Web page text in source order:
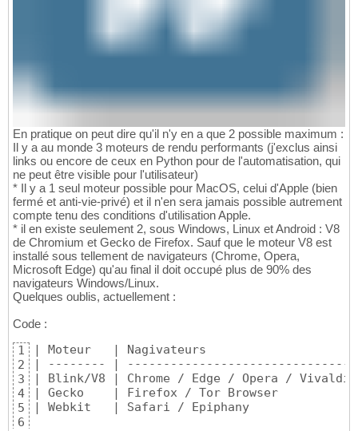
En pratique on peut dire qu'il n'y en a que 2 possible maximum :
Il y a au monde 3 moteurs de rendu performants (j'exclus ainsi
links ou encore de ceux en Python pour de l'automatisation, qui
ne peut être visible pour l'utilisateur)
* Il y a 1 seul moteur possible pour MacOS, celui d'Apple (bien
fermé et anti-vie-privé) et il n'en sera jamais possible autrement
compte tenu des conditions d'utilisation Apple.
* il en existe seulement 2, sous Windows, Linux et Android : V8
de Chromium et Gecko de Firefox. Sauf que le moteur V8 est
installé sous tellement de navigateurs (Chrome, Opera,
Microsoft Edge) qu'au final il doit occupé plus de 90% des
navigateurs Windows/Linux.
Quelques oublis, actuellement :
Code :
1
2
3
4
5
6
| Moteur   | Nagivateurs                     |
| -------- |
| Blink/V8 | Chrome / Edge / Opera /
| Gecko    | Firefox / Tor Browser
| Webkit   | Safari / Epiphany